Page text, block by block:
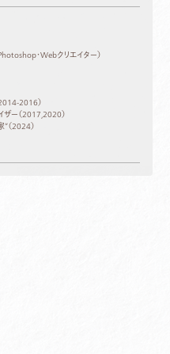
・Webクリエイター）
2016）
ー（2017,2020）
（2024）